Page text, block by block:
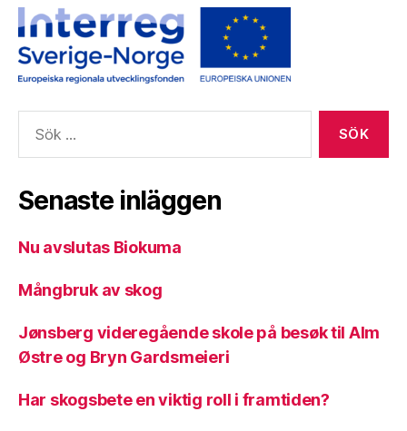
efter:
Senaste inläggen
Nu avslutas Biokuma
Mångbruk av skog
Jønsberg videregående skole på besøk til Alm
Østre og Bryn Gardsmeieri
Har skogsbete en viktig roll i framtiden?